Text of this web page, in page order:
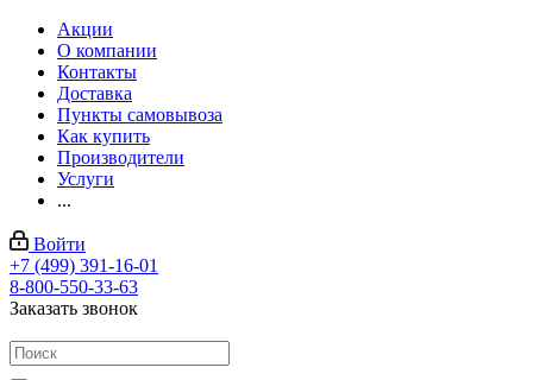
Акции
О компании
Контакты
Доставка
Пункты самовывоза
Как купить
Производители
Услуги
...
Войти
+7 (499) 391-16-01
8-800-550-33-63
Заказать звонок